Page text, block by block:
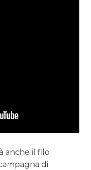
anche il filo
di